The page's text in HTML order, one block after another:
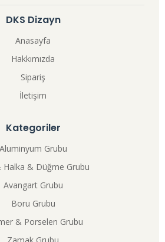
DKS Dizayn
Anasayfa
Hakkımızda
Sipariş
İletişim
Kategoriler
Aluminyum Grubu
Halka & Düğme Grubu
Avangart Grubu
Boru Grubu
& Porselen Grubu
Zamak Grubu